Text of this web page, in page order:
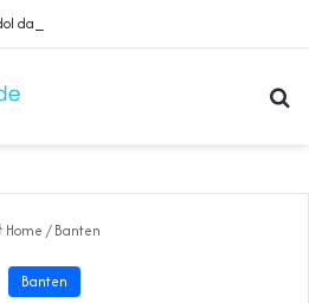
Home / Banten
Banten